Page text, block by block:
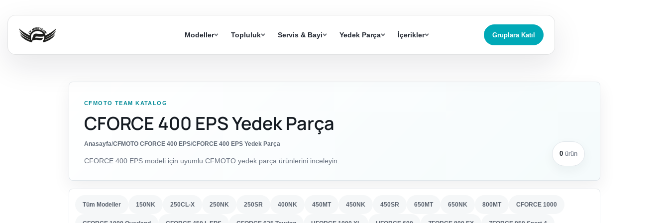
Modeller Topluluk Servis & Bayi Yedek Parça İçerikler Gruplara Katıl
CFMOTO TEAM KATALOG
CFORCE 400 EPS Yedek Parça
Anasayfa/CFMOTO CFORCE 400 EPS/CFORCE 400 EPS Yedek Parça
CFORCE 400 EPS modeli için uyumlu CFMOTO yedek parça ürünlerini inceleyin.
0 ürün
Tüm Modeller 150NK 250CL-X 250NK 250SR 400NK 450MT 450NK 450SR 650MT 650NK 800MT CFORCE 1000